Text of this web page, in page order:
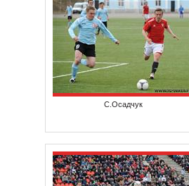
С.Осадчук